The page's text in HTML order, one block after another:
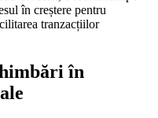
în creștere pentru
tranzacțiilor
în